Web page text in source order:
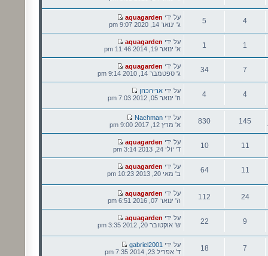
נושאים
הודעות
4
נושאים
5
הודעות
הודעה
אחרונה
על ידי aquagarden
ג' ינואר 14, 2020 9:07 pm
1
נושאים
1
הודעות
הודעה
אחרונה
על ידי aquagarden
א' ינואר 19, 2014 11:46 pm
7
נושאים
34
הודעות
הודעה
אחרונה
על ידי aquagarden
ג' ספטמבר 14, 2010 9:14 pm
4
נושאים
4
הודעות
הודעה
אחרונה
על ידי אריהכהן
ה' ינואר 05, 2012 7:03 pm
145
נושאים
830
הודעות
הודעה
אחרונה
על ידי Nachman
א' מרץ 12, 2017 9:00 pm
11
נושאים
10
הודעות
הודעה
אחרונה
על ידי aquagarden
ד' יולי 24, 2013 3:14 pm
11
נושאים
64
הודעות
הודעה
אחרונה
על ידי aquagarden
ב' מאי 20, 2013 10:23 pm
24
נושאים
112
הודעות
הודעה
אחרונה
על ידי aquagarden
ה' ינואר 07, 2016 6:51 pm
9
נושאים
22
הודעות
הודעה
אחרונה
על ידי aquagarden
ש' אוקטובר 20, 2012 3:35 pm
7
18
הודעה
אחרונה
על ידי gabriel2001
ד' אפריל 23, 2014 7:35 pm